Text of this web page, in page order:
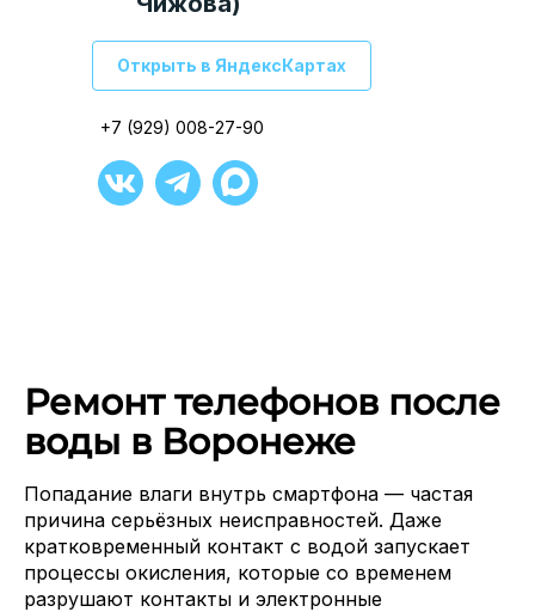
Открыть в ЯндексКартах
+7 (929) 008-27-90
Открыть в ЯндексКартах
+7 (929) 008-27-90
+7 (929) 008-27-90
+7 (929) 008-27-90
+7 (929) 008-27-90
Ремонт телефонов после
воды в Воронеже
Попадание влаги внутрь смартфона — частая
причина серьёзных неисправностей. Даже
кратковременный контакт с водой запускает
процессы окисления, которые со временем
разрушают контакты и электронные